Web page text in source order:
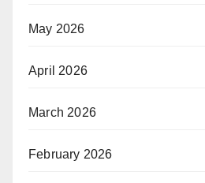
May 2026
April 2026
March 2026
February 2026